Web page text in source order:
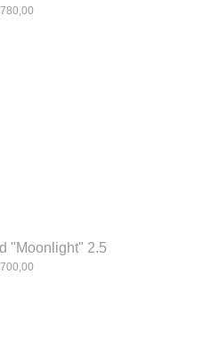
"Moonlight" 2.5